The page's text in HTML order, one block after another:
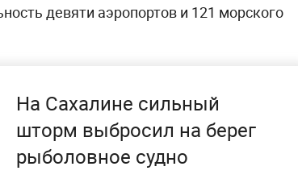
девяти аэропортов и 121 морского
На Сахалине сильный
шторм выбросил на берег
рыболовное судно